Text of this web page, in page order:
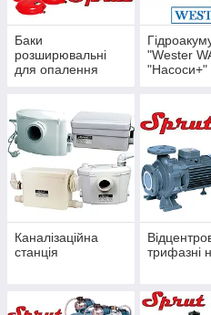
Баки
розширювальні
для опалення
"Wester
"Насоси+"
Каналізаційна
станція
трифазні